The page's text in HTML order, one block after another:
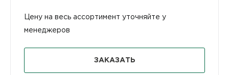
Цену на весь ассортимент уточняйте у
менеджеров
ЗАКАЗАТЬ